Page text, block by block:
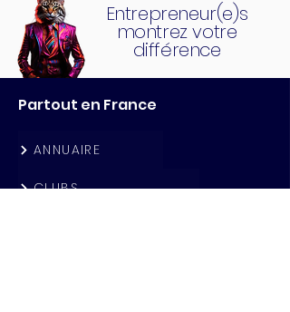
Entrepreneur(e)s
montrez votre
différence
Partout en France
ANNUAIRE
CLUBS